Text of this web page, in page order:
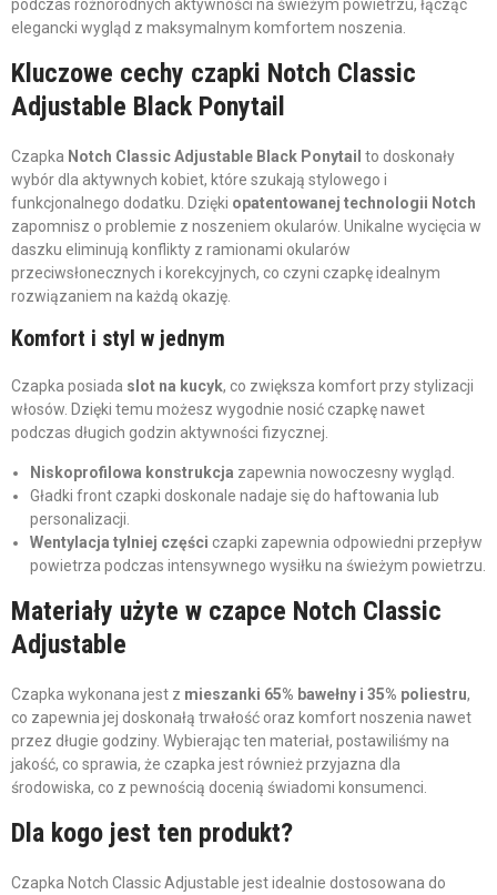
podczas różnorodnych aktywności na świeżym powietrzu, łącząc
elegancki wygląd z maksymalnym komfortem noszenia.
Kluczowe cechy czapki Notch Classic
Adjustable Black Ponytail
Czapka Notch Classic Adjustable Black Ponytail to doskonały
wybór dla aktywnych kobiet, które szukają stylowego i
funkcjonalnego dodatku. Dzięki opatentowanej technologii Notch
zapomnisz o problemie z noszeniem okularów. Unikalne wycięcia w
daszku eliminują konflikty z ramionami okularów
przeciwsłonecznych i korekcyjnych, co czyni czapkę idealnym
rozwiązaniem na każdą okazję.
Komfort i styl w jednym
Czapka posiada slot na kucyk, co zwiększa komfort przy stylizacji
włosów. Dzięki temu możesz wygodnie nosić czapkę nawet
podczas długich godzin aktywności fizycznej.
Niskoprofilowa konstrukcja zapewnia nowoczesny wygląd.
Gładki front czapki doskonale nadaje się do haftowania lub
personalizacji.
Wentylacja tylniej części czapki zapewnia odpowiedni przepływ
powietrza podczas intensywnego wysiłku na świeżym powietrzu.
Materiały użyte w czapce Notch Classic
Adjustable
Czapka wykonana jest z mieszanki 65% bawełny i 35% poliestru,
co zapewnia jej doskonałą trwałość oraz komfort noszenia nawet
przez długie godziny. Wybierając ten materiał, postawiliśmy na
jakość, co sprawia, że czapka jest również przyjazna dla
środowiska, co z pewnością docenią świadomi konsumenci.
Dla kogo jest ten produkt?
Czapka Notch Classic Adjustable jest idealnie dostosowana do